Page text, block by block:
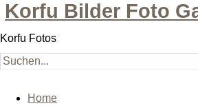
Korfu Bilder Foto
Korfu Fotos
Home